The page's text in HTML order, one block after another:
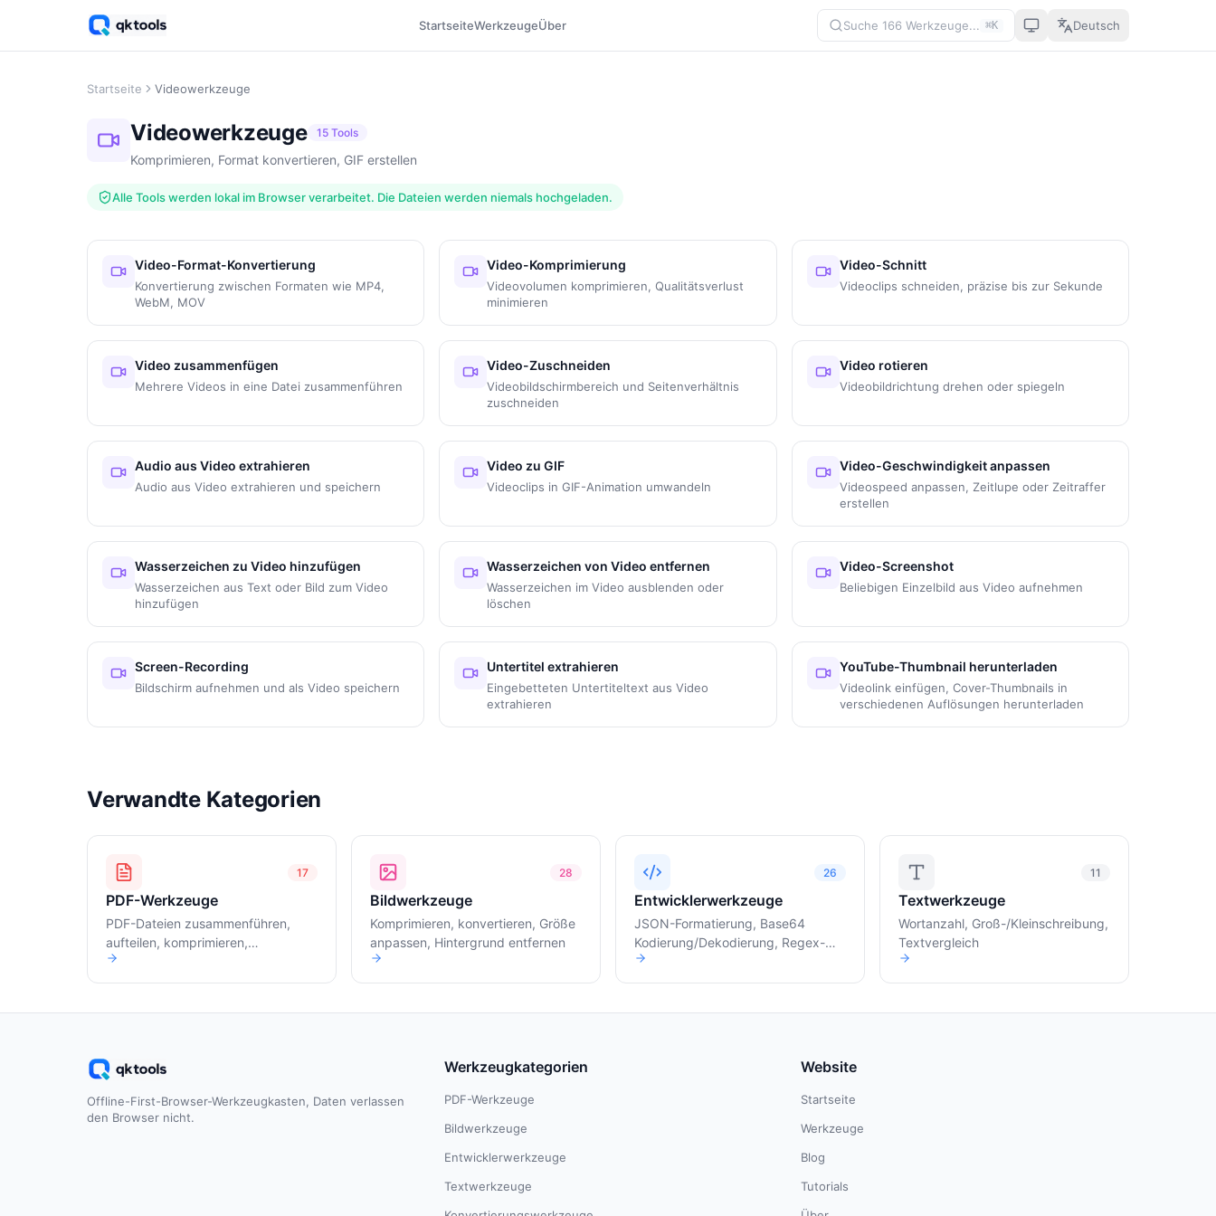
StartseiteWerkzeugeÜber Suche 166 Werkzeuge... ⌘K Deutsch
Startseite Videowerkzeuge
Videowerkzeuge 15 Tools
Komprimieren, Format konvertieren, GIF erstellen
Alle Tools werden lokal im Browser verarbeitet. Die Dateien werden niemals hochgeladen.
Video-Format-Konvertierung
Konvertierung zwischen Formaten wie MP4,
WebM, MOV
Video-Komprimierung
Videovolumen komprimieren, Qualitätsverlust
minimieren
Video-Schnitt
Videoclips schneiden, präzise bis zur Sekunde
Video zusammenfügen
Mehrere Videos in eine Datei zusammenführen
Video-Zuschneiden
Videobildschirmbereich und Seitenverhältnis
zuschneiden
Video rotieren
Videobildrichtung drehen oder spiegeln
Audio aus Video extrahieren
Audio aus Video extrahieren und speichern
Video zu GIF
Videoclips in GIF-Animation umwandeln
Video-Geschwindigkeit anpassen
Videospeed anpassen, Zeitlupe oder Zeitraffer
erstellen
Wasserzeichen zu Video hinzufügen
Wasserzeichen aus Text oder Bild zum Video
hinzufügen
Wasserzeichen von Video entfernen
Wasserzeichen im Video ausblenden oder
löschen
Video-Screenshot
Beliebigen Einzelbild aus Video aufnehmen
Screen-Recording
Bildschirm aufnehmen und als Video speichern
Untertitel extrahieren
Eingebetteten Untertiteltext aus Video
extrahieren
YouTube-Thumbnail herunterladen
Videolink einfügen, Cover-Thumbnails in
verschiedenen Auflösungen herunterladen
Verwandte Kategorien
17
PDF-Werkzeuge
PDF-Dateien zusammenführen,
aufteilen, komprimieren,
konvertieren
28
Bildwerkzeuge
Komprimieren, konvertieren, Größe
anpassen, Hintergrund entfernen
26
Entwicklerwerkzeuge
JSON-Formatierung, Base64
Kodierung/Dekodierung, Regex-
Test
11
Textwerkzeuge
Wortanzahl, Groß-/Kleinschreibung,
Textvergleich
Offline-First-Browser-Werkzeugkasten, Daten verlassen
den Browser nicht.
Werkzeugkategorien
PDF-Werkzeuge
Bildwerkzeuge
Entwicklerwerkzeuge
Textwerkzeuge
Website
Startseite
Werkzeuge
Blog
Tutorials